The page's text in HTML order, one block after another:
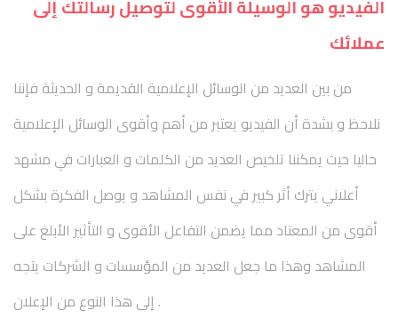
الفيديو هو الوسيلة الأقوى لتوصيل رسالتك إلى
عملائك
من بين العديد من الوسائل الإعلامية القديمة و الحديثة فإننا
نلاحظ و بشدة أن الفيديو يعتبر من أهم وأقوى الوسائل الإعلامية
حاليا حيث يمكننا تلخيص العديد من الكلمات و العبارات في مشهد
أعلاني يترك أثر كبير في نفس المشاهد و يوصل الفكرة بشكل
أقوى من المعتاد مما يضمن التفاعل الأقوى و التأثير الأبلغ على
المشاهد وهذا ما جعل العديد من المؤسسات و الشركات يتجه
إلى هذا النوع من الإعلان .